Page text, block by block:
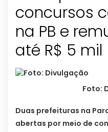
concursos
na PB e
até R$ 5 mil
Foto:
Duas prefeituras na
abertas por meio de